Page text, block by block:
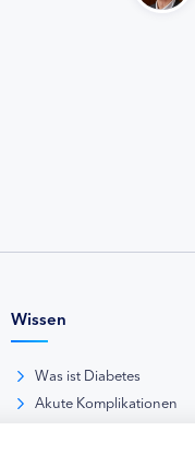
Wissen
Was ist Diabetes
Akute Komplikationen